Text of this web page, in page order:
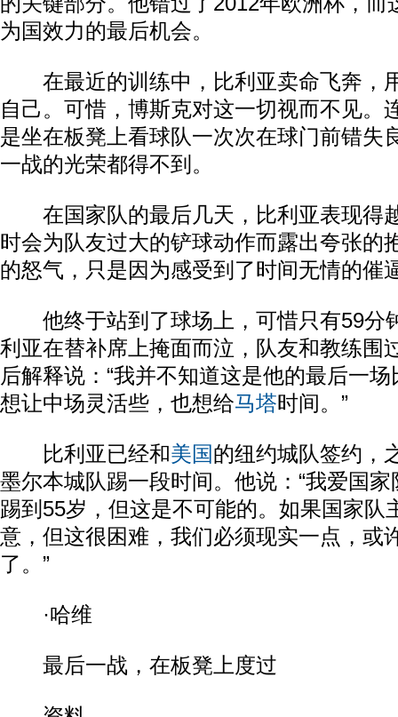
为国效力的最后机会。
在最近的训练中，比利亚卖命飞奔，
自己。可惜，博斯克对这一切视而不见。
是坐在板凳上看球队一次次在球门前错失
一战的光荣都得不到。
在国家队的最后几天，比利亚表现得
时会为队友过大的铲球动作而露出夸张
的怒气，只是因为感受到了时间无情的催
他终于站到了球场上，可惜只有59分
利亚在替补席上掩面而泣，队友和教练围
后解释说：“我并不知道这是他的最后一
想让中场灵活些，也想给马塔时间。”
比利亚已经和美国的纽约城队签约，
墨尔本城队踢一段时间。他说：“我爱国
踢到55岁，但这是不可能的。如果国家队
意，但这很困难，我们必须现实一点，或
了。”
·哈维
最后一战，在板凳上度过